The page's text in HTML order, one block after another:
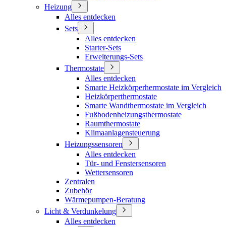
Heizung
Alles entdecken
Sets
Alles entdecken
Starter-Sets
Erweiterungs-Sets
Thermostate
Alles entdecken
Smarte Heizkörperhermostate im Vergleich
Heizkörperthermostate
Smarte Wandthermostate im Vergleich
Fußbodenheizungsthermostate
Raumthermostate
Klimaanlagensteuerung
Heizungssensoren
Alles entdecken
Tür- und Fenstersensoren
Wettersensoren
Zentralen
Zubehör
Wärmepumpen-Beratung
Licht & Verdunkelung
Alles entdecken